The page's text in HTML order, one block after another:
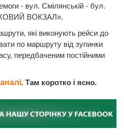
- вул. Смілянській - бул.
ВОКЗАЛ».
які виконують рейси до
по маршруту від зупинки
передбаченим постійними
. Там коротко і ясно.